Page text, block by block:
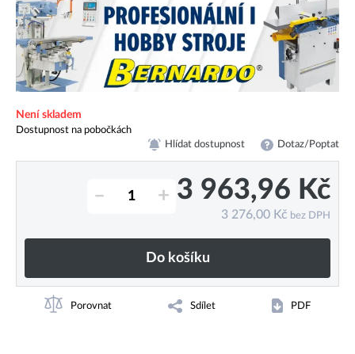
Není skladem
Dostupnost na pobočkách
Hlídat dostupnost Dotaz/Poptat
– + 3 963,96 Kč
3 276,00 Kč bez DPH
Do košíku
Porovnat Sdílet PDF